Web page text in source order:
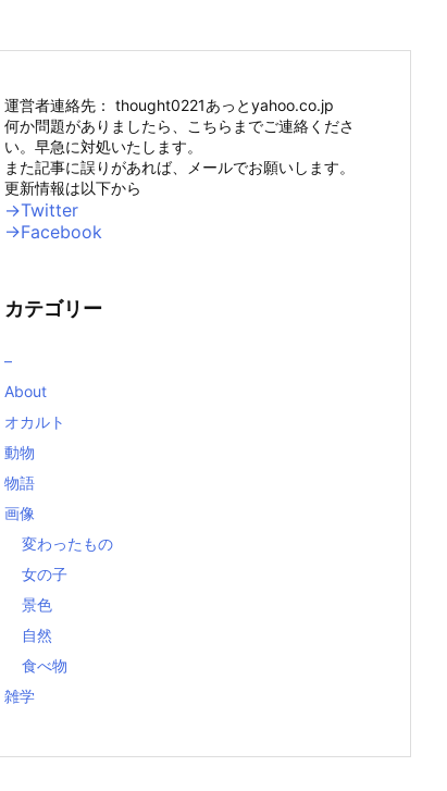
運営者連絡先： thought0221あっとyahoo.co.jp
何か問題がありましたら、こちらまでご連絡くださ
い。早急に対処いたします。
また記事に誤りがあれば、メールでお願いします。
更新情報は以下から
→Twitter
→Facebook
カテゴリー
–
About
オカルト
動物
物語
画像
変わったもの
女の子
景色
自然
食べ物
雑学